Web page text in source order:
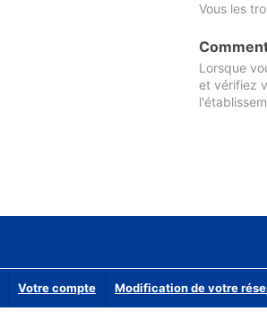
Vous les
Lorsque
et vérifiez
Votre compte Modification de votre